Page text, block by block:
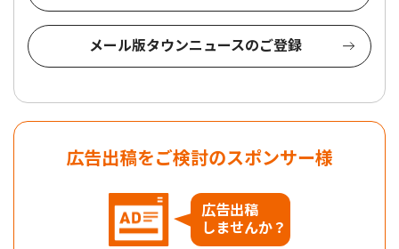
メール版タウンニュースのご登録
広告出稿をご検討のスポンサー様
広告出稿
しませんか？